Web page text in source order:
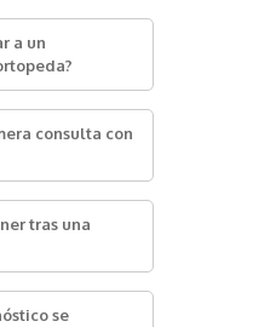
a un
consulta con
tras una
se